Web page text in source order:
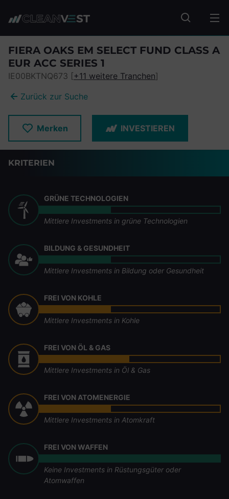
Fonds
FIERA OAKS EM SELECT FUND CLASS A
EUR ACC SERIES 1
IE00BKTNQ673 [+11 weitere Tranchen]
Zurück zur Suche
Merken INVESTIEREN
KRITERIEN
GRÜNE TECHNOLOGIEN
Mittlere Investments in grüne Technologien
BILDUNG & GESUNDHEIT
Mittlere Investments in Bildung oder Gesundheit
FREI VON KOHLE
Mittlere Investments in Kohle
FREI VON ÖL & GAS
Mittlere Investments in Öl & Gas
FREI VON ATOMENERGIE
Mittlere Investments in Atomkraft
FREI VON WAFFEN
Keine Investments in Rüstungsgüter oder
Atomwaffen